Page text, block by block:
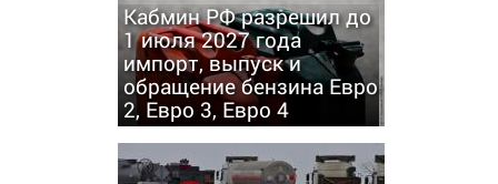
Кабмин РФ разрешил до
1 июля 2027 года
импорт, выпуск и
обращение бензина Евро
2, Евро 3, Евро 4